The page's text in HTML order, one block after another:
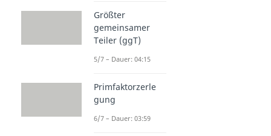
Größter
gemeinsamer
Teiler (ggT)
5/7 – Dauer: 04:15
Primfaktorzerle
gung
6/7 – Dauer: 03:59